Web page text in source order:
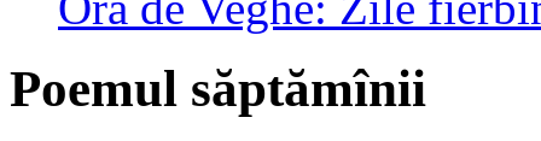
Poemul săptămînii